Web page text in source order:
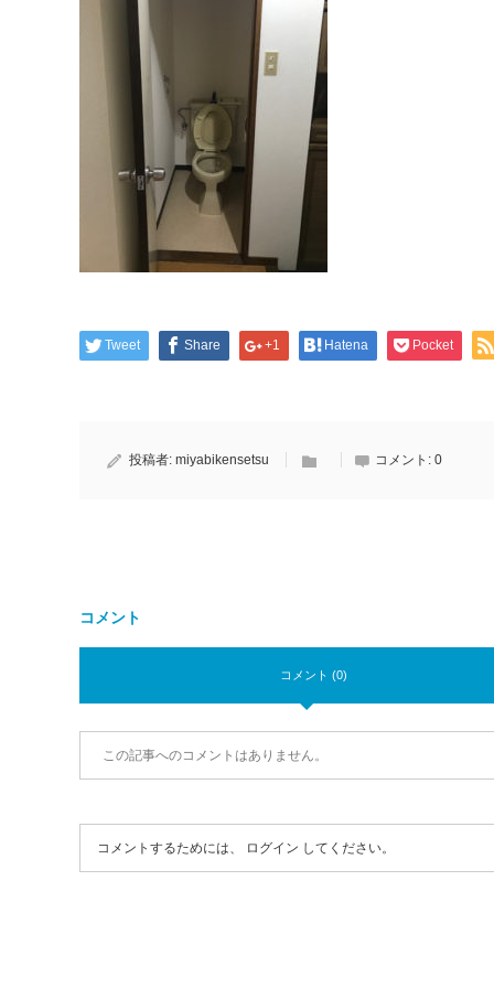
Tweet Share +1 Hatena Pocket
投稿者: miyabikensetsu コメント: 0
コメント
コメント (0)
この記事へのコメントはありません。
コメントするためには、 ログイン してください。